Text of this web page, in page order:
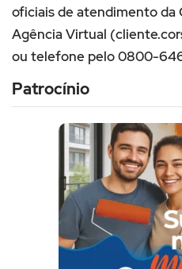
oficiais de atendimento da
Agência Virtual
ou telefone pelo 0800-
Patrocínio